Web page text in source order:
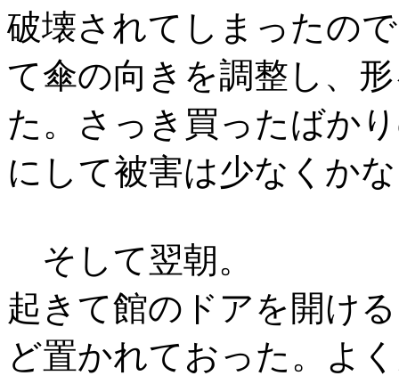
破壊されてしまったの
て傘の向きを調整し、
た。さっき買ったばか
にして被害は少なくか
そして翌朝。
起きて館のドアを開け
ど置かれておった。よ